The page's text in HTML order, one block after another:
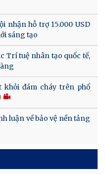
nhận hỗ trợ 15.000 USD
sáng tạo
Trí tuệ nhân tạo quốc tế,
khỏi đám cháy trên phố
luận về bảo vệ nền tảng